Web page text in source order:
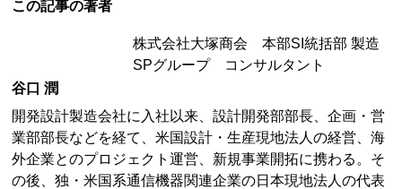
この記事の著者
株式会社大塚商会 本部SI統括部 製造
SPグループ コンサルタント
谷口 潤
開発設計製造会社に入社以来、設計開発部部長、企画・営
業部部長などを経て、米国設計・生産現地法人の経営、海
外企業とのプロジェクト運営、新規事業開拓に携わる。そ
の後、独・米国系通信機器関連企業の日本現地法人の代表